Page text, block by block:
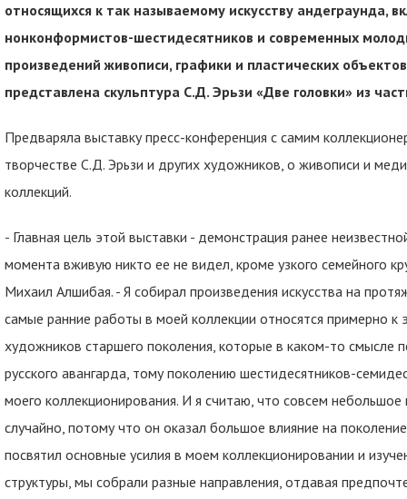
относящихся к так называемому искусству андеграунда,
нонконформистов-шестидесятников и современных
произведений живописи, графики и пластических
представлена скульптура С.Д. Эрьзи «Две головки» из
Предваряла выставку пресс-конференция с самим
творчестве С.Д. Эрьзи и других художников, о живописи и
коллекций.
- Главная цель этой выставки - демонстрация ранее
момента вживую никто ее не видел, кроме узкого семейного
Михаил Алшибая. - Я собирал произведения искусства на
самые ранние работы в моей коллекции относятся примерно к
художников старшего поколения, которые в каком-то смысле
русского авангарда, тому поколению шестидесятников-
моего коллекционирования. И я считаю, что совсем
случайно, потому что он оказал большое влияние на
посвятил основные усилия в моем коллекционировании и
структуры, мы собрали разные направления, отдавая